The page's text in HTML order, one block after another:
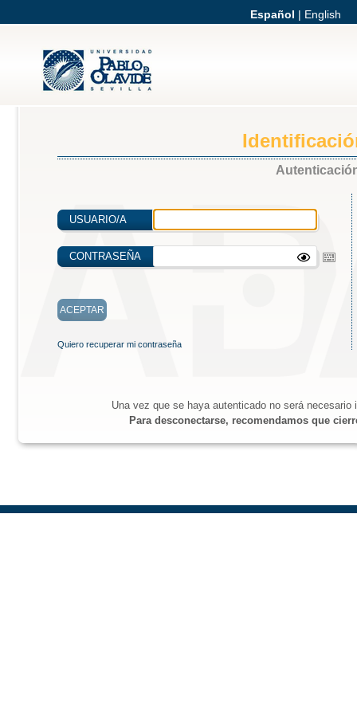
Español | English
USUARIO/A
CONTRASEÑA
Quiero recuperar mi contraseña
Una vez que se haya autenticado no será
Para desconectarse, recomendamos que